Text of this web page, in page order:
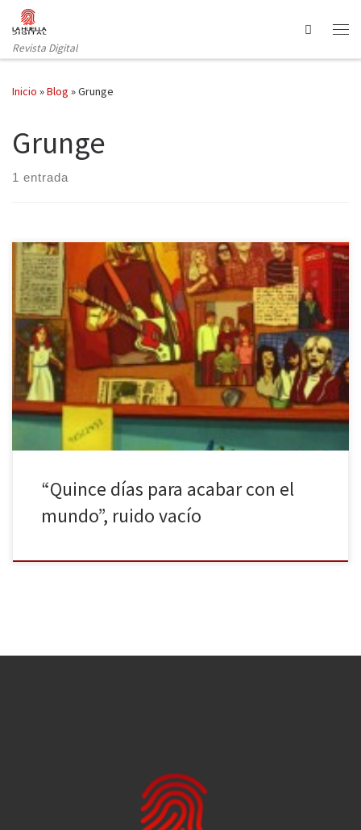
Saltar al contenido
Revista Digital
Search
Inicio »Blog »Grunge
Grunge
1 entrada
Manuel Astur firma una primera novela decepcionante
ambientada en la década de los noventa con el grunge de fondo
y con un tema tan trillado como la adolescencia. Más o menos por
la época en que transcurre Quince días para acabar con el mundo
Ray Loriga publicaba una novela titulada […]
“Quince días para acabar con el
mundo”, ruido vacío